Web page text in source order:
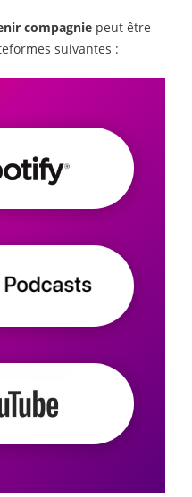
compagnie peut être
suivantes :